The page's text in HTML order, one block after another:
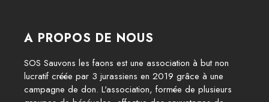
A PROPOS DE NOUS
SOS Sauvons les faons est une association à but non
lucratif créée par 3 jurassiens en 2019 grâce à une
campagne de don. L'association, formée de plusieurs